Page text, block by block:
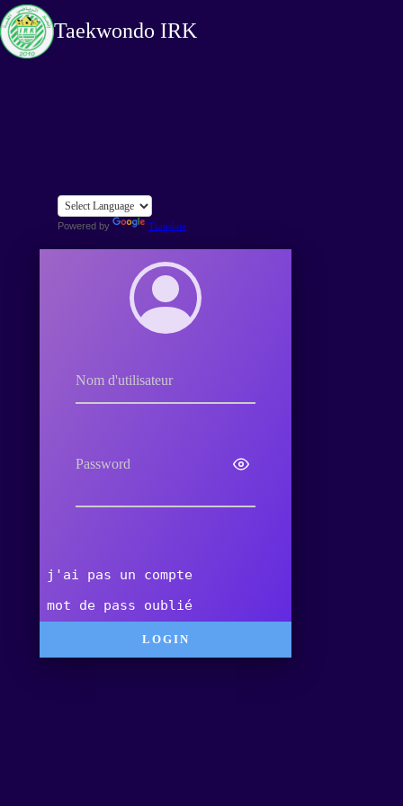
Taekwondo IRK
Powered by Translate
Nom d'utilisateur
Password
j'ai pas un compte
mot de pass oublié
LOGIN